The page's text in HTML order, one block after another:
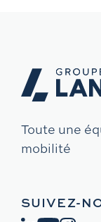
Toute une
mobilité
SUIVEZ-